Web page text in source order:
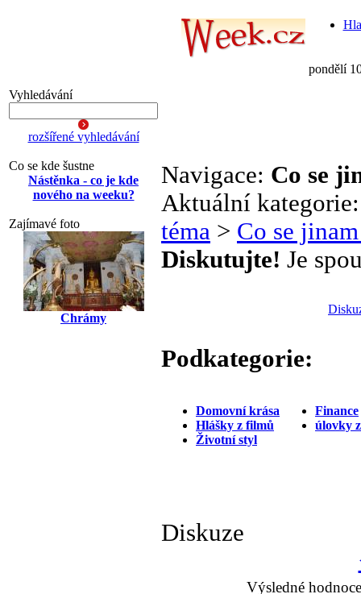
pondělí
Vyhledávání
rozšířené vyhledávání
Co se kde šustne
Nástěnka - co je kde
nového na weeku?
Zajímavé foto
Chrámy
Navigace: Co se
Aktuální
téma > Co se
Diskutujte! Je
Podkategorie:
Domovní krása
Hlášky z filmů
Životní styl
Finance
úlovky
Diskuze
Výsledné